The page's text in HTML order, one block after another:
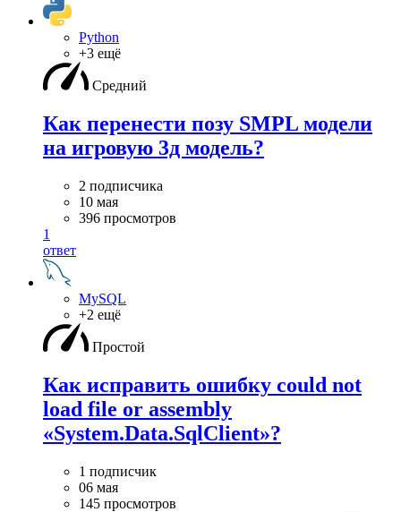
Python
+3 ещё
Средний
Как перенести позу SMPL модели
на игровую 3д модель?
2 подписчика
10 мая
396 просмотров
1
ответ
MySQL
+2 ещё
Простой
Как исправить ошибку could not
load file or assembly
«System.Data.SqlClient»?
1 подписчик
06 мая
145 просмотров